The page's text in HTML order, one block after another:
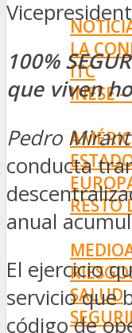
LA
ITC
INESE
RESTO
SALUD
100%
que viven
Pedro
conducta
anual
El ejercicio
servicio que
código de